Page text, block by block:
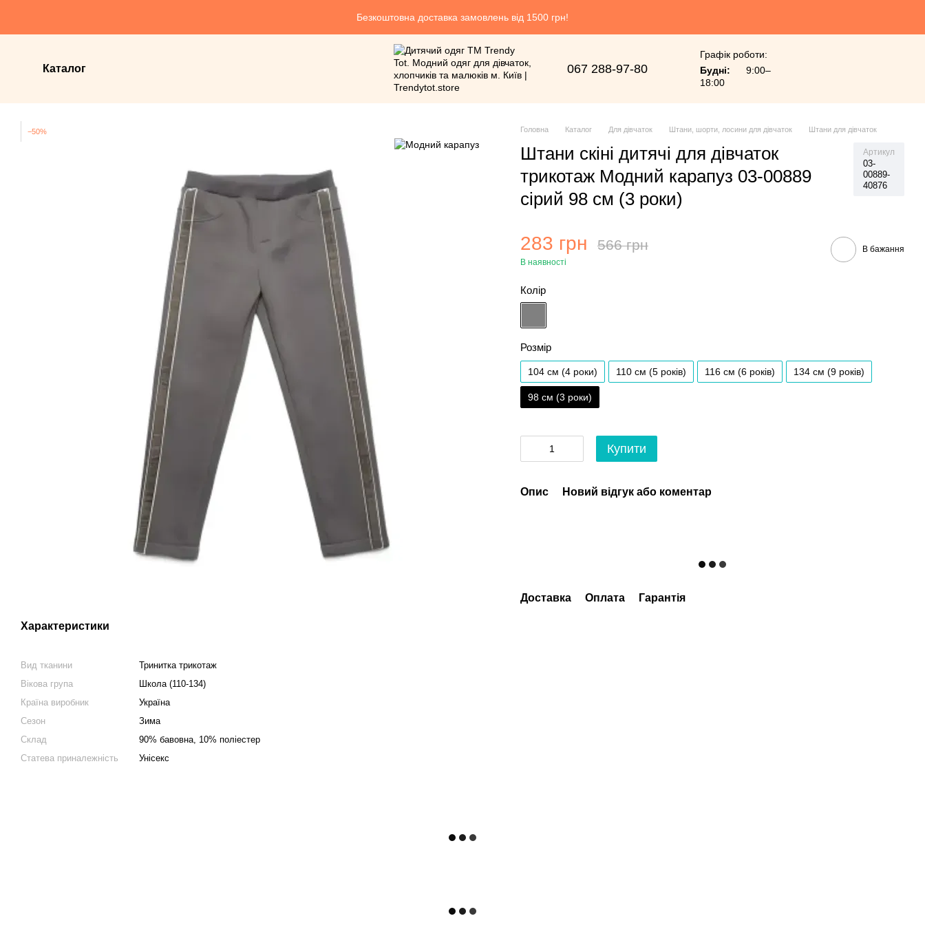
Безкоштовна доставка замовлень від 1500 грн!
Каталог 067 288-97-80
Графік роботи:
Будні:
9:00–
18:00
−50%
Характеристики
Вид тканини
Тринитка трикотаж
Вікова група
Школа (110-134)
Країна виробник
Україна
Сезон
Зима
Склад
90% бавовна, 10% поліестер
Статева приналежність
Унісекс
Головна Каталог Для дівчаток Штани, шорти, лосини для дівчаток Штани для дівчаток
Штани скіні дитячі для дівчаток
трикотаж Модний карапуз 03-00889
сірий 98 см (3 роки)
Артикул
03-
00889-
40876
283 грн 566 грн
В наявності
В бажання
Колір
Розмір
104 см (4 роки) 110 см (5 років) 116 см (6 років) 134 см (9 років)
98 см (3 роки)
Купити
Опис Новий відгук або коментар
Доставка Оплата Гарантія